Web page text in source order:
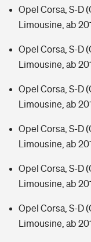
Opel Corsa, S-D
Limousine, ab
Opel Corsa, S-D
Limousine, ab
Opel Corsa, S-D
Limousine, ab
Opel Corsa, S-D
Limousine, ab
Opel Corsa, S-D
Limousine, ab
Opel Corsa, S-D
Limousine, ab